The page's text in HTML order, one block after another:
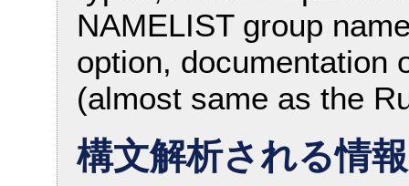
NAMELIST group
option, documentation
(almost same as the
構文解析される情報